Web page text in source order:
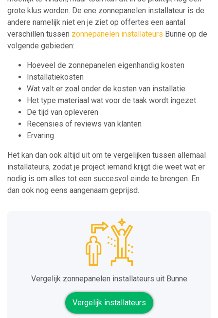
grote klus worden. De ene zonnepanelen installateur is de
andere namelijk niet en je ziet op offertes een aantal
verschillen tussen zonnepanelen installateurs Bunne op de
volgende gebieden:
Hoeveel de zonnepanelen eigenhandig kosten
Installatiekosten
Wat valt er zoal onder de kosten van installatie
Het type materiaal wat voor de taak wordt ingezet
De tijd van opleveren
Recensies of reviews van klanten
Ervaring
Het kan dan ook altijd uit om te vergelijken tussen allemaal
installateurs, zodat je project iemand krijgt die weet wat er
nodig is om alles tot een succesvol einde te brengen. En
dan ook nog eens aangenaam geprijsd.
Vergelijk zonnepanelen installateurs uit Bunne
Vergelijk installateurs